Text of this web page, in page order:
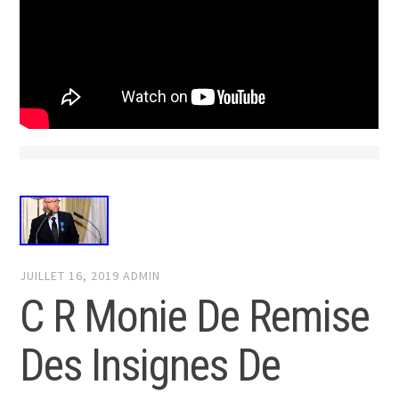
JUILLET 16, 2019 ADMIN
C R Monie De Remise
Des Insignes De